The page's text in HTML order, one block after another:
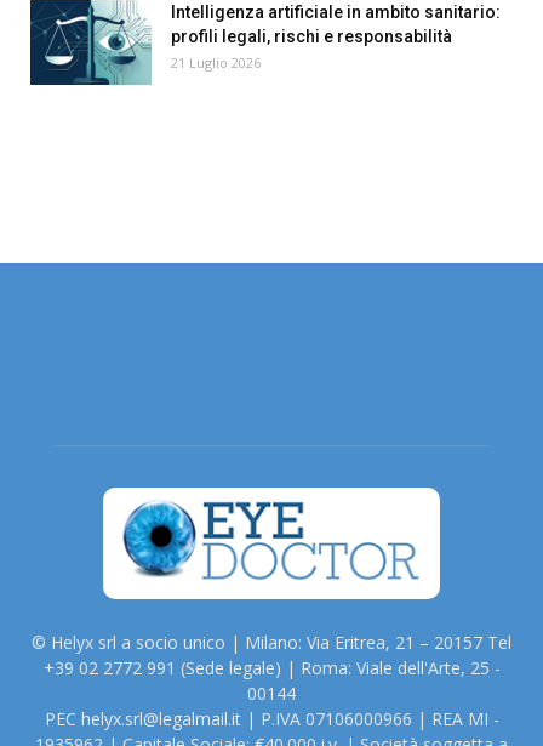
Intelligenza artificiale in ambito sanitario:
profili legali, rischi e responsabilità
21 Luglio 2026
© Helyx srl a socio unico | Milano: Via Eritrea, 21 – 20157 Tel
+39 02 2772 991 (Sede legale) | Roma: Viale dell'Arte, 25 -
00144
PEC helyx.srl@legalmail.it | P.IVA 07106000966 | REA MI -